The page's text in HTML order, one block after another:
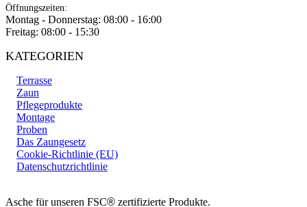
Öffnungszeiten:
Montag - Donnerstag: 08:00 - 16:00
Freitag: 08:00 - 15:30
KATEGORIEN
Terrasse
Zaun
Pflegeprodukte
Montage
Proben
Das Zaungesetz
Cookie-Richtlinie (EU)
Datenschutzrichtlinie
Asche für unseren FSC® zertifizierte Produkte.